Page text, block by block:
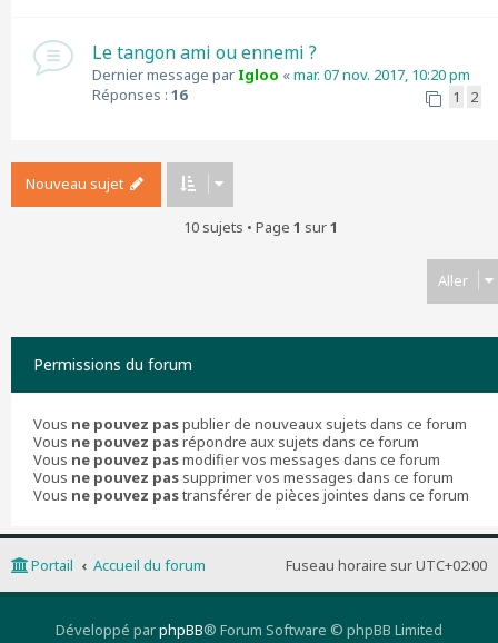
Le tangon ami ou ennemi ?
Dernier message par Igloo «mar. 07 nov. 2017, 10:20 pm
Réponses : 16 1 2
Nouveau sujet
10 sujets • Page 1 sur1
Aller
Permissions du forum
Vous ne pouvez paspublier de nouveaux sujets dans ce forum
Vous ne pouvez pasrépondre aux sujets dans ce forum
Vous ne pouvez pasmodifier vos messages dans ce forum
Vous ne pouvez pas supprimer vos messages dans ce forum
Vous ne pouvez pastransférer de pièces jointes dans ce forum
Fuseau horaire surUTC+02:00
Portail Accueil du forum
Développé parphpBB® Forum Software © phpBB Limited